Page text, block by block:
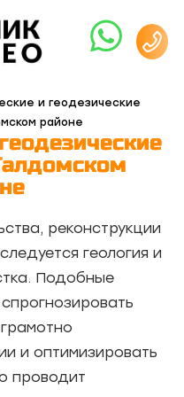
и геодезические
районе
реконструкции
геология и
Подобные
и оптимизировать
проводит